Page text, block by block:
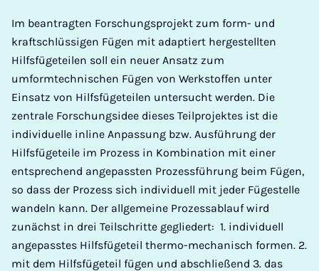
Im beantragten Forschungsprojekt zum form- und
kraftschlüssigen Fügen mit adaptiert hergestellten
Hilfsfügeteilen soll ein neuer Ansatz zum
umformtechnischen Fügen von Werkstoffen unter
Einsatz von Hilfsfügeteilen untersucht werden. Die
zentrale Forschungsidee dieses Teilprojektes ist die
individuelle inline Anpassung bzw. Ausführung der
Hilfsfügeteile im Prozess in Kombination mit einer
entsprechend angepassten Prozessführung beim Fügen,
so dass der Prozess sich individuell mit jeder Fügestelle
wandeln kann. Der allgemeine Prozessablauf wird
zunächst in drei Teilschritte gegliedert: 1. individuell
angepasstes Hilfsfügeteil thermo-mechanisch formen. 2.
mit dem Hilfsfügeteil fügen und abschließend 3. das